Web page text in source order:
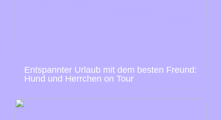
Entspannter Urlaub mit dem besten Freund:
Hund und Herrchen on Tour